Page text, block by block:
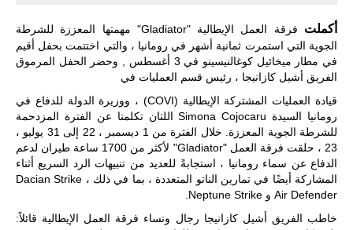
اختبار عملي
جديد لإمكانية
تقريب
المسافات بين
العسكريتين في
شرق البلاد
وغربها، وسط
حضور دولي
تقوده الولايات
المتحدة وشراكة
مباشرة مع
أكملت
فرقة العمل الإيطالية "Gladiator" مهمتها المعززة للشرطة
الجوية التي استمرت ثمانية أشهر في رومانيا ، والتي اختتمت بحفل أقيم
في مطار ميخائيل كوغالنيسينو في 3 أغسطس , وحضر الحفل المرموق
الفريق أشيل كازانيجا ، رئيس قسم العمليات في
قيادة العمليات المشتركة الإيطالية (COVI) ، ووزيرة الدولة للدفاع في
رومانيا السيدة Simona Cojocaru اللتان تكلمتا عن الفترة المزدحمة
للشرطة الجوية المعززة. خلال الفترة من 1 ديسمبر ، 22 إلى 31 يوليو ،
23 ، حلقت فرقة العمل "Gladiator" لأكثر من 1700 ساعة طيران لدعم
الدفاع عن سماء رومانيا ، استجابةً للعديد من تنبيهات الرد السريع أثناء
المشاركة أيضًا في تمارين الناتو المتعددة ، بما في ذلك Dacian Strike ،
Air Defender و Neptune Strike.
خاطب الفريق أشيل كازانيجا رجال ونساء فرقة العمل الإيطالية قائلاً: